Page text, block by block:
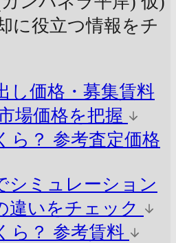
に役立つ情報をチ
し価格・募集賃料
場価格を把握
ら？ 参考査定価格
シミュレーション
違いをチェック
ら？ 参考賃料